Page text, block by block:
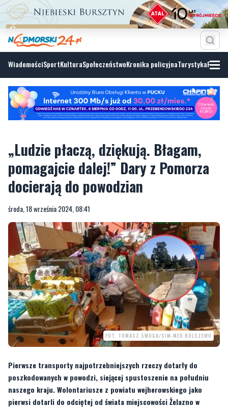
WiadomościSportKulturaSpołeczeństwoKronika policyjnaTurystyka
„Ludzie płaczą, dziękują. Błagam,
pomagajcie dalej!” Dary z Pomorza
docierają do powodzian
środa, 18 września 2024, 08:41
FOT. TOMASZ SMUGA/SIM-MED BOLSZEWO
Pierwsze transporty najpotrzebniejszych rzeczy dotarły do
poszkodowanych w powodzi, siejącej spustoszenie na południu
naszego kraju. Wolontariusze z powiatu wejherowskiego jako
pierwsi dotarli do odciętej od świata miejscowości Żelazno w